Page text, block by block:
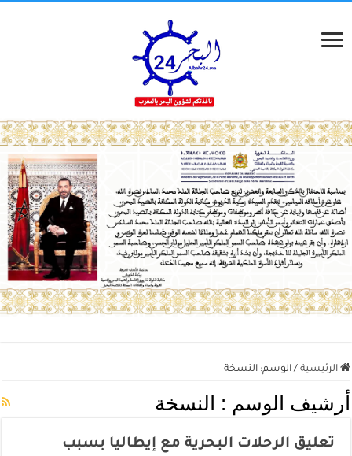
الرئيسية / الوسم:النسخة
أرشيف الوسم : النسخة
تعليق الرحلات البحرية مع إيطاليا بسبب